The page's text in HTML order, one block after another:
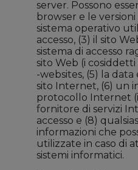
server. Possono
browser e le versioni
sistema operativo
accesso, (3) il sito
sistema di accesso
sito Web (i
-websites, (5) la data
sito Internet, (6) un
protocollo Internet
fornitore di servizi
accesso e (8)
informazioni che
utilizzate in caso di
sistemi informatici.